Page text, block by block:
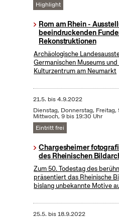
Highlight
Rom am Rhein -
beeindruckenden
Rekonstruktionen
Archäologische
Germanischen Museums
Kulturzentrum am Neumarkt
21.5. bis4.9.2022
Dienstag, Donnerstag, Freitag,
Mittwoch, 9 bis 19:30 Uhr
Eintritt frei
Chargesheimer
des Rheinischen
Zum 50. Todestag des
präsentiert das Rheinische
bislang unbekannte Motive
25.5. bis18.9.2022